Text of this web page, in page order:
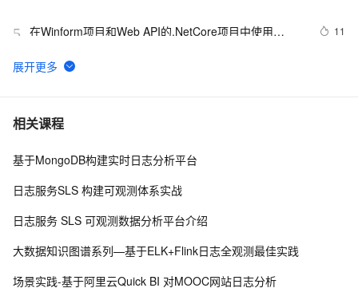
5 在Winform项目和Web API的.NetCore项目中使用
11
6 清除SQLServer日志
7 Log4J 漏洞复现+漏洞靶场
8 51.com开放平台日志
10log4j的一些配置
相关课程
基于MongoDB构建实时日志分析平台
日志服务SLS 构建可观测体系实战
日志服务 SLS 可观测数据分析平台介绍
大数据知识图谱系列—基于ELK+Flink日志全观测最佳实践
场景实践-基于阿里云Quick BI 对MOOC网站日志分析